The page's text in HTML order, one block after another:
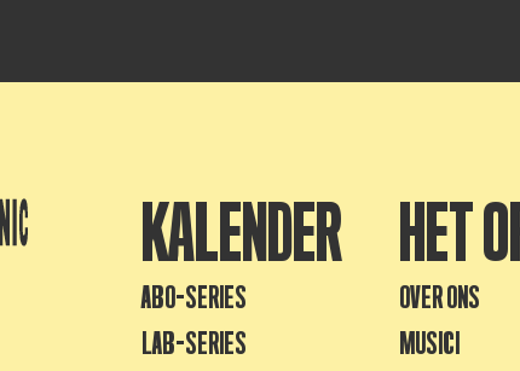
KALENDER
ABO-SERIES
LAB-SERIES
HET
OVER ONS
MUSICI